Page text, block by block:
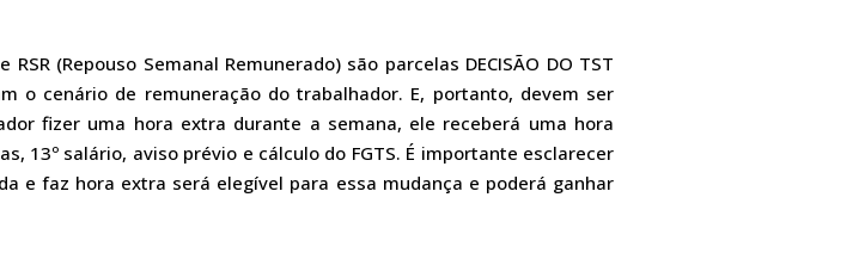
(Repouso Semanal Remunerado) são parcelas DECISÃO DO TST
o cenário de remuneração do trabalhador. E, portanto, devem ser
fizer uma hora extra durante a semana, ele receberá uma hora
13º salário, aviso prévio e cálculo do FGTS. É importante esclarecer
e faz hora extra será elegível para essa mudança e poderá ganhar